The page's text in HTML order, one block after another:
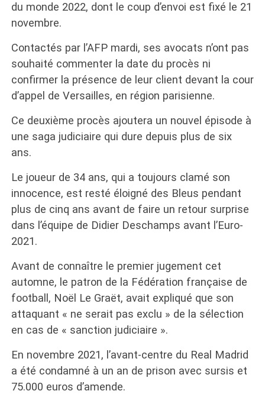
du monde 2022, dont le coup d’envoi est fixé le 21
novembre.
Contactés par l’AFP mardi, ses avocats n’ont pas
souhaité commenter la date du procès ni
confirmer la présence de leur client devant la cour
d’appel de Versailles, en région parisienne.
Ce deuxième procès ajoutera un nouvel épisode à
une saga judiciaire qui dure depuis plus de six
ans.
Le joueur de 34 ans, qui a toujours clamé son
innocence, est resté éloigné des Bleus pendant
plus de cinq ans avant de faire un retour surprise
dans l’équipe de Didier Deschamps avant l’Euro-
2021.
Avant de connaître le premier jugement cet
automne, le patron de la Fédération française de
football, Noël Le Graët, avait expliqué que son
attaquant « ne serait pas exclu » de la sélection
en cas de « sanction judiciaire ».
En novembre 2021, l’avant-centre du Real Madrid
a été condamné à un an de prison avec sursis et
75.000 euros d’amende.